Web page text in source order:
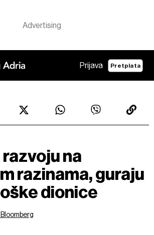
Prijava Pretplata
na
razinama, guraju
dionice